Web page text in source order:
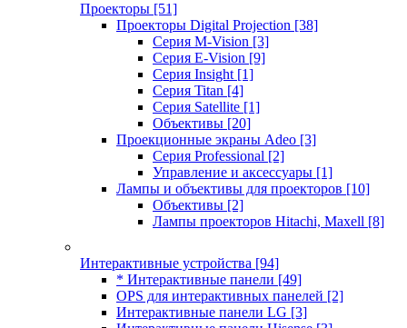
Проекторы [51]
Проекторы Digital Projection [38]
Серия M-Vision [3]
Серия E-Vision [9]
Серия Insight [1]
Серия Titan [4]
Серия Satellite [1]
Объективы [20]
Проекционные экраны Adeo [3]
Серия Professional [2]
Управление и аксессуары [1]
Лампы и объективы для проекторов [10]
Объективы [2]
Лампы проекторов Hitachi, Maxell [8]
Интерактивные устройства [94]
* Интерактивные панели [49]
OPS для интерактивных панелей [2]
Интерактивные панели LG [3]